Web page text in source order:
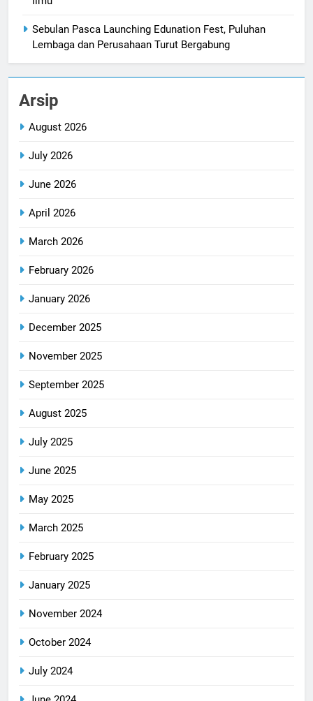
Sebulan Pasca Launching Edunation Fest, Puluhan
Lembaga dan Perusahaan Turut Bergabung
Arsip
August 2026
July 2026
June 2026
April 2026
March 2026
February 2026
January 2026
December 2025
November 2025
September 2025
August 2025
July 2025
June 2025
May 2025
March 2025
February 2025
January 2025
November 2024
October 2024
July 2024